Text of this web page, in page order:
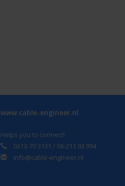
www.cable-engineer.nl
Helps you to connect!
0313-70 3131 / 06-213 93 994
info@cable-engineer.nl